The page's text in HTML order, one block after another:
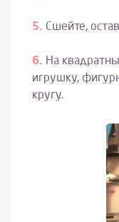
Сшейте,
На
игрушку,
кругу.